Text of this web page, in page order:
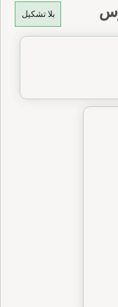
بلا تشكيل